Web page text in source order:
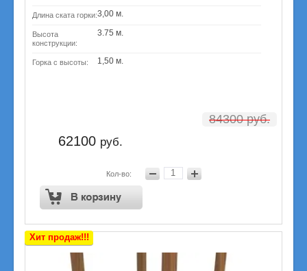
Длина ската горки:3,00 м.
Высота
конструкции:
3.75 м.
Горка с высоты: 1,50 м.
84300руб.
62100 руб.
Кол-во:
Хит продаж!!!